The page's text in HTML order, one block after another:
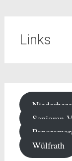
Links
Senioren-
Wülfrath